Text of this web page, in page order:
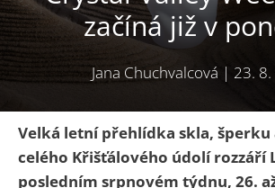
začíná již v
Jana Chuchvalcová | 23.
Velká letní přehlídka skla, šperku
celého Křišťálového údolí rozzáří
posledním srpnovém týdnu, 26.